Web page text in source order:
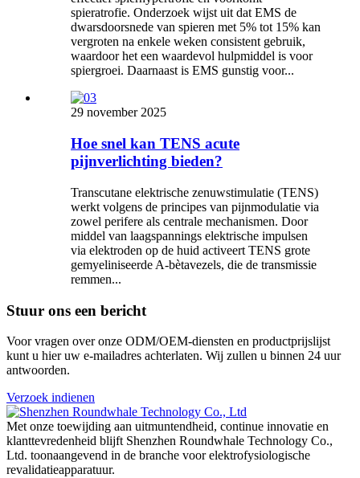
spieratrofie. Onderzoek wijst uit dat EMS de
dwarsdoorsnede van spieren met 5% tot 15% kan
vergroten na enkele weken consistent gebruik,
waardoor het een waardevol hulpmiddel is voor
spiergroei. Daarnaast is EMS gunstig voor...
29 november 2025
Hoe snel kan TENS acute
pijnverlichting bieden?
Transcutane elektrische zenuwstimulatie (TENS)
werkt volgens de principes van pijnmodulatie via
zowel perifere als centrale mechanismen. Door
middel van laagspannings elektrische impulsen
via elektroden op de huid activeert TENS grote
gemyeliniseerde A-bètavezels, die de transmissie
remmen...
Stuur ons een bericht
Voor vragen over onze ODM/OEM-diensten en productprijslijst
kunt u hier uw e-mailadres achterlaten. Wij zullen u binnen 24 uur
antwoorden.
Verzoek indienen
Met onze toewijding aan uitmuntendheid, continue innovatie en
klanttevredenheid blijft Shenzhen Roundwhale Technology Co.,
Ltd. toonaangevend in de branche voor elektrofysiologische
revalidatieapparatuur.